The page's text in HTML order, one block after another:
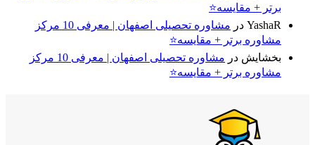
برتر + مقایسه⭐
YashaR در
مشاوره تحصیلی اصفهان | معرفی 10 مرکز
مشاوره برتر + مقایسه⭐
بخشایش در
مشاوره تحصیلی اصفهان | معرفی 10 مرکز
مشاوره برتر + مقایسه⭐